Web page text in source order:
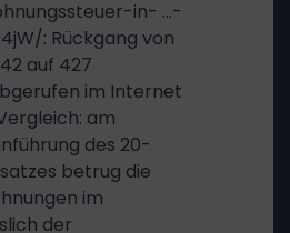
in- …-
: Rückgang von
auf 427
im Internet
am
des 20-
betrug die
im
der